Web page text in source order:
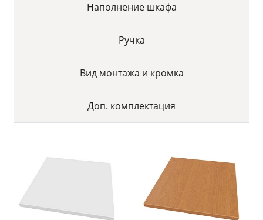
Наполнение шкафа
Ручка
Вид монтажа и кромка
Доп. комплектация